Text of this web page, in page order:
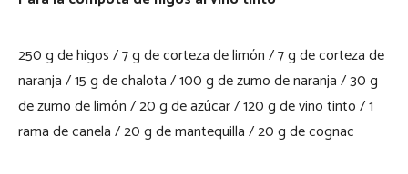
250 g de higos / 7 g de corteza de limón / 7 g de corteza de
naranja / 15 g de chalota / 100 g de zumo de naranja / 30 g
de zumo de limón / 20 g de azúcar / 120 g de vino tinto / 1
rama de canela / 20 g de mantequilla / 20 g de cognac